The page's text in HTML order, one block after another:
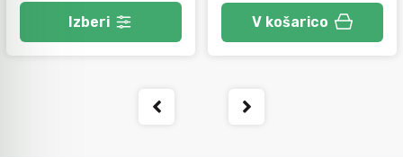
Izberi V košarico